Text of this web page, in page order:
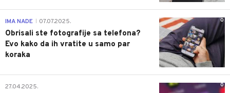
0
IMA NADE 07.07.2025.
Obrisali ste fotografije sa telefona?
Evo kako da ih vratite u samo par
koraka
0
27.04.2025.